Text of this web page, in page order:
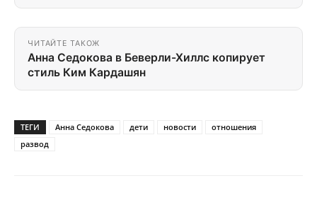
ЧИТАЙТЕ ТАКОЖ
Анна Седокова в Беверли-Хиллс копирует
стиль Ким Кардашян
ТЕГИ Анна Седокова дети новости
отношения
развод